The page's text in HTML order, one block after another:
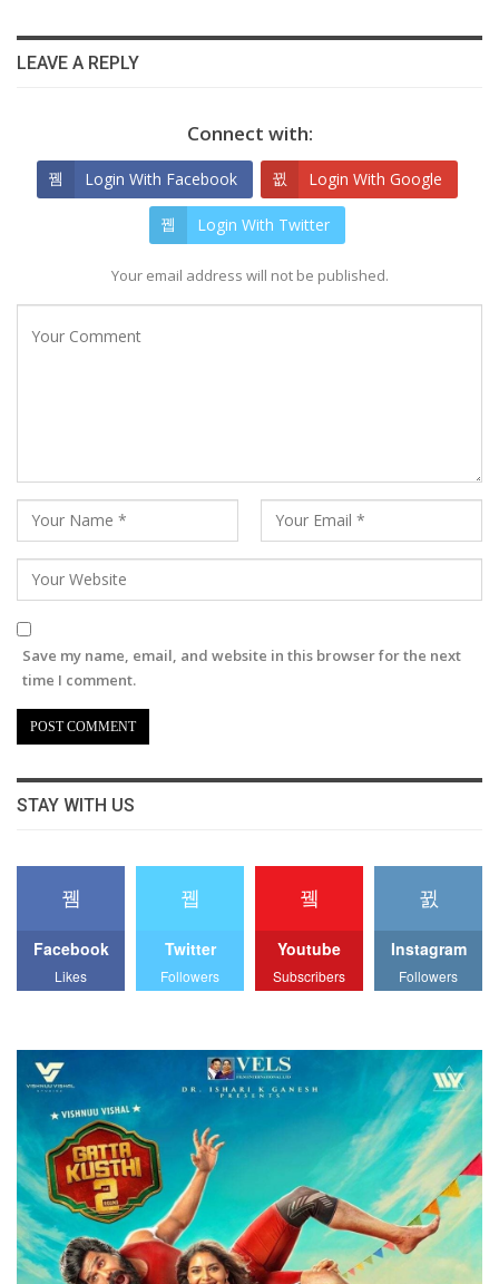
LEAVE A REPLY
Connect with:
Login With Facebook Login With Google
Login With Twitter
Your email address will not be published.
Save my name, email, and website in this browser for the next
time I comment.
STAY WITH US
Facebook
Likes
Twitter
Followers
Youtube
Subscribers
Instagram
Followers